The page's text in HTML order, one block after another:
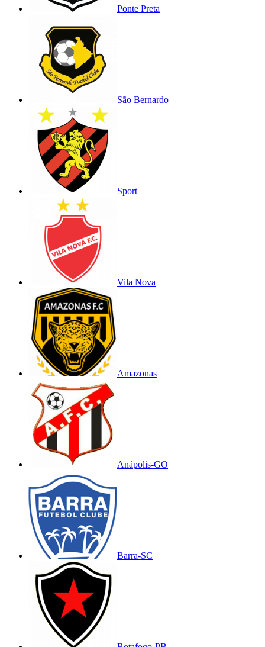
Ponte Preta
São Bernardo
Sport
Vila Nova
Amazonas
Anápolis-GO
Barra-SC